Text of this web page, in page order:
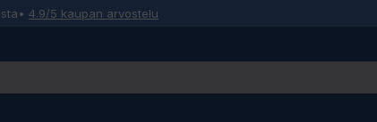
• 4.9/5 kaupan arvostelu